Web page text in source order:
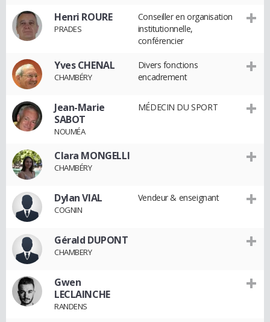
Henri ROURE
PRADES
Conseiller en organisation
institutionnelle,
conférencier
Yves CHENAL
CHAMBÉRY
Divers fonctions
encadrement
Jean-Marie
SABOT
NOUMÉA
MÉDECIN DU SPORT
Clara MONGELLI
CHAMBÉRY
Dylan VIAL
COGNIN
Vendeur & enseignant
Gérald DUPONT
CHAMBERY
Gwen
LECLAINCHE
RANDENS